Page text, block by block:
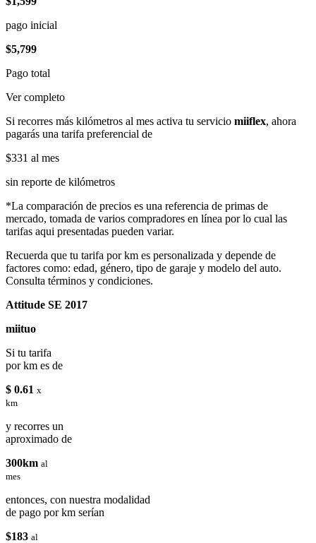
pago inicial
$5,799
Pago total
Ver completo
Si recorres más kilómetros al mes activa tu servicio miiflex, ahora
pagarás una tarifa preferencial de
$331 al mes
sin reporte de kilómetros
*La comparación de precios es una referencia de primas de
mercado, tomada de varios compradores en línea por lo cual las
tarifas aqui presentadas pueden variar.
Recuerda que tu tarifa por km es personalizada y depende de
factores como: edad, género, tipo de garaje y modelo del auto.
Consulta términos y condiciones.
Attitude SE 2017
miituo
Si tu tarifa
por km es de
$ 0.61 x
km
y recorres un
aproximado de
300km al
mes
entonces, con nuestra modalidad
de pago por km serían
$183 al